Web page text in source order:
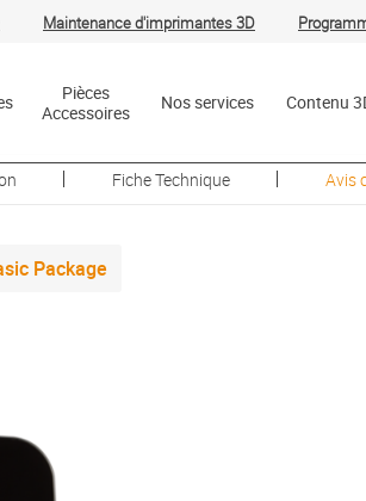
Maintenance d'imprimantes 3D
Pièces
Accessoires
Nos services Contenu
Fiche Technique Avis
Package